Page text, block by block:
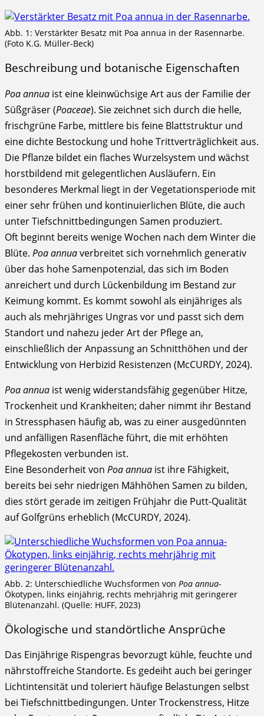
Abb. 1: Verstärkter Besatz mit Poa annua in der Rasennarbe.
(Foto K.G. Müller-Beck)
Beschreibung und botanische Eigenschaften
Poa annua ist eine kleinwüchsige Art aus der Familie der
Süßgräser (Poaceae). Sie zeichnet sich durch die helle,
frischgrüne Farbe, mittlere bis feine Blattstruktur und
eine dichte Bestockung und hohe Trittverträglichkeit aus.
Die Pflanze bildet ein flaches Wurzelsystem und wächst
horstbildend mit gelegentlichen Ausläufern. Ein
besonderes Merkmal liegt in der Vegetationsperiode mit
einer sehr frühen und kontinuierlichen Blüte, die auch
unter Tiefschnittbedingungen Samen produziert.
Oft beginnt bereits wenige Wochen nach dem Winter die
Blüte. Poa annuaverbreitet sich vornehmlich generativ
über das hohe Samenpotenzial, das sich im Boden
anreichert und durch Lückenbildung im Bestand zur
Keimung kommt. Es kommt sowohl als einjähriges als
auch als mehrjähriges Ungras vor und passt sich dem
Standort und nahezu jeder Art der Pflege an,
einschließlich der Anpassung an Schnitthöhen und der
Entwicklung von Herbizid Resistenzen (McCURDY, 2024).
Poa annua ist wenig widerstandsfähig gegenüber Hitze,
Trockenheit und Krankheiten; daher nimmt ihr Bestand
in Stressphasen häufig ab, was zu einer ausgedünnten
und anfälligen Rasenfläche führt, die mit erhöhten
Pflegekosten verbunden ist.
Eine Besonderheit von Poa annua ist ihre Fähigkeit,
bereits bei sehr niedrigen Mähhöhen Samen zu bilden,
dies stört gerade im zeitigen Frühjahr die Putt-Qualität
auf Golfgrüns erheblich (McCURDY, 2024).
Abb. 2: Unterschiedliche Wuchsformen von Poa annua-
Ökotypen, links einjährig, rechts mehrjährig mit geringerer
Blütenanzahl. (Quelle: HUFF, 2023)
Ökologische und standörtliche Ansprüche
Das Einjährige Rispengras bevorzugt kühle, feuchte und
nährstoffreiche Standorte. Es gedeiht auch bei geringer
Lichtintensität und toleriert häufige Belastungen selbst
bei Tiefschnittbedingungen. Unter Trockenstress, Hitze